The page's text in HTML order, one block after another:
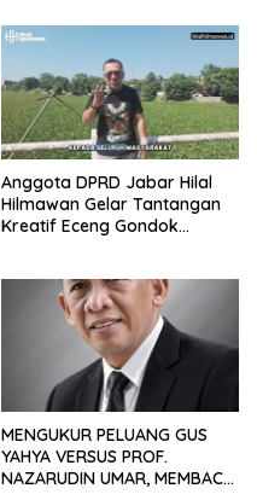
Anggota DPRD Jabar Hilal
Hilmawan Gelar Tantangan
Kreatif Eceng Gondok
MENGUKUR PELUANG GUS
YAHYA VERSUS PROF.
NAZARUDIN UMAR, MEMBACA